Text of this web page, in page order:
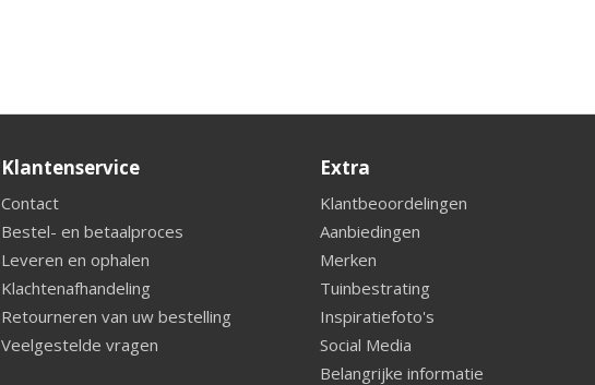
Klantenservice
Contact
Bestel- en betaalproces
Leveren en ophalen
Klachtenafhandeling
Retourneren van uw bestelling
Veelgestelde vragen
Extra
Klantbeoordelingen
Aanbiedingen
Merken
Tuinbestrating
Inspiratiefoto's
Social Media
Belangrijke informatie